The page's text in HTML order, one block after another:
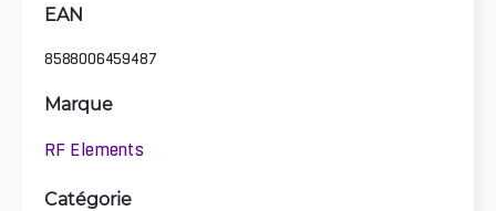
EAN
8588006459487
Marque
RF Elements
Catégorie